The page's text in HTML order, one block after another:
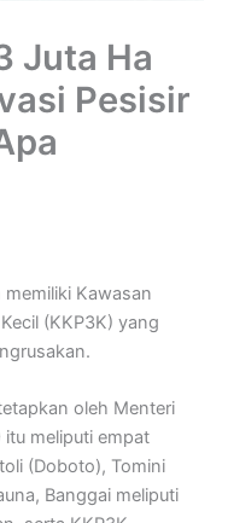
Juta Ha
Pesisir
memiliki Kawasan
(KKP3K) yang
oleh Menteri
itu meliputi empat
(Doboto), Tomini
Banggai meliputi